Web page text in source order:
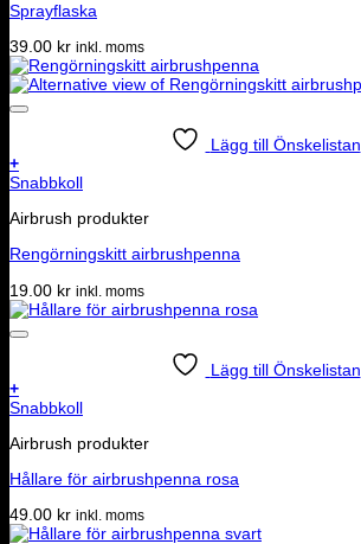
Sprayflaska
39.00 kr inkl. moms
Lägg till Önskelistan
+
Snabbkoll
Airbrush produkter
Rengörningskitt airbrushpenna
19.00 kr inkl. moms
Lägg till Önskelistan
+
Snabbkoll
Airbrush produkter
Hållare för airbrushpenna rosa
49.00 kr inkl. moms